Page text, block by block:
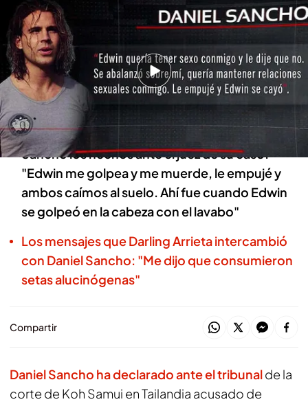
Código 10
01 MAY 2024 - 00:15h.
Aunque no estaba prevista para este 30 de
abril, Daniel Sancho ha declarado ante el juez
'Código 10' detalla cómo ha explicado Daniel
Sancho los hechos ante el juez de su caso:
"Edwin me golpea y me muerde, le empujé y
ambos caímos al suelo. Ahí fue cuando Edwin
se golpeó en la cabeza con el lavabo"
Los mensajes que Darling Arrieta intercambió
con Daniel Sancho: "Me dijo que consumieron
setas alucinógenas"
Compartir
Daniel Sancho ha declarado ante el tribunalde la
corte de Koh Samui en Tailandia acusado de